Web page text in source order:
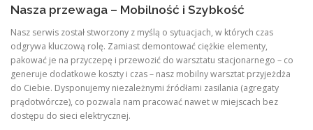
Nasza przewaga – Mobilność i Szybkość
Nasz serwis został stworzony z myślą o sytuacjach, w których czas
odgrywa kluczową rolę. Zamiast demontować ciężkie elementy,
pakować je na przyczepę i przewozić do warsztatu stacjonarnego – co
generuje dodatkowe koszty i czas – nasz mobilny warsztat przyjeżdża
do Ciebie. Dysponujemy niezależnymi źródłami zasilania (agregaty
prądotwórcze), co pozwala nam pracować nawet w miejscach bez
dostępu do sieci elektrycznej.